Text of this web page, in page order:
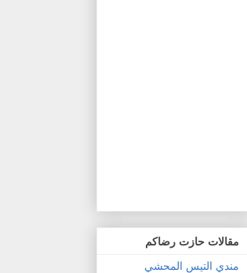
مقالات حازت رضاكم
مندي التيس المحشي